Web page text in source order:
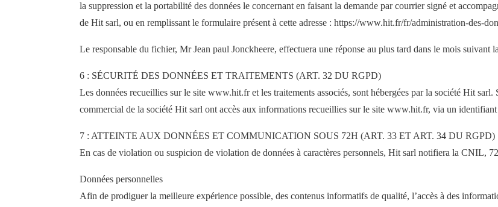
la suppression et la portabilité des données le concernant en faisant la demande par courrier signé et
de Hit sarl, ou en remplissant le formulaire présent à cette adresse : https://www.hit.fr/fr/administration-des-
Le responsable du fichier, Mr Jean paul Jonckheere, effectuera une réponse au plus tard dans le mois suivant
6 : SÉCURITÉ DES DONNÉES ET TRAITEMENTS (ART. 32 DU RGPD)
Les données recueillies sur le site www.hit.fr et les traitements associés, sont hébergées par la société Hit
commercial de la société Hit sarl ont accès aux informations recueillies sur le site www.hit.fr, via un
7 : ATTEINTE AUX DONNÉES ET COMMUNICATION SOUS 72H (ART. 33 ET ART. 34 DU RGPD)
En cas de violation ou suspicion de violation de données à caractères personnels, Hit sarl notifiera la CNIL,
Données personnelles
Afin de prodiguer la meilleure expérience possible, des contenus informatifs de qualité, l’accès à des